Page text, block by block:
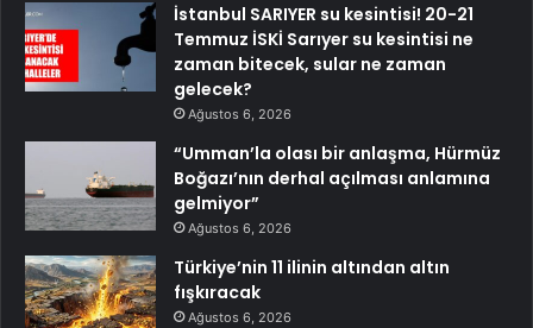
İstanbul SARIYER su kesintisi! 20-21
Temmuz İSKİ Sarıyer su kesintisi ne
zaman bitecek, sular ne zaman
gelecek?
Ağustos 6, 2026
“Umman’la olası bir anlaşma, Hürmüz
Boğazı’nın derhal açılması anlamına
gelmiyor”
Ağustos 6, 2026
Türkiye’nin 11 ilinin altından altın
fışkıracak
Ağustos 6, 2026